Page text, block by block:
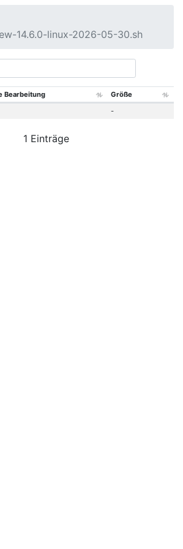
14.6.0-linux-2026-05-30.sh
Bearbeitung
Größe
-
1 Einträge